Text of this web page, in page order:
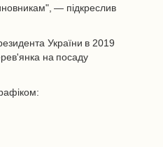
— підкреслив
України в 2019
на посаду